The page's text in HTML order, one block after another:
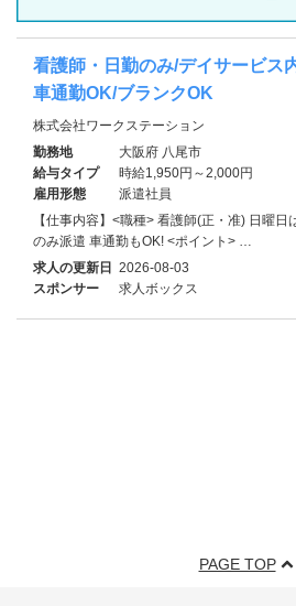
看護師・日勤のみ/デイサービス
車通勤OK/ブランクOK
株式会社ワークステーション
勤務地
大阪府 八尾市
給与タイプ
時給1,950円～2,000円
雇用形態
派遣社員
【仕事内容】<職種> 看護師(正・准) 日曜
のみ派遣 車通勤もOK! <ポイント> …
求人の更新日 2026-08-03
スポンサー
求人ボックス
PAGE TOP